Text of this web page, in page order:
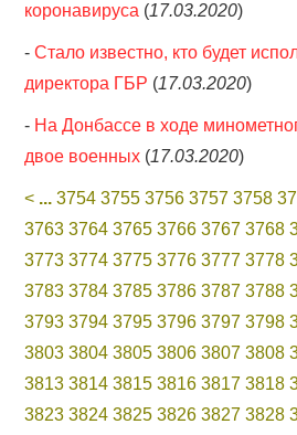
коронавируса (17.03.2020)
-Стало известно, кто будет
директора ГБР (17.03.2020)
- На Донбассе в ходе
двое военных (17.03.2020)
< ... 3754 3755 3756 3757 3758
3763 3764 3765 3766 3767 3768
3773 3774 3775 3776 3777 3778
3783 3784 3785 3786 3787 3788
3793 3794 3795 3796 3797 3798
3803 3804 3805 3806 3807 3808
3813 3814 3815 3816 3817 3818
3823 3824 3825 3826 3827 3828